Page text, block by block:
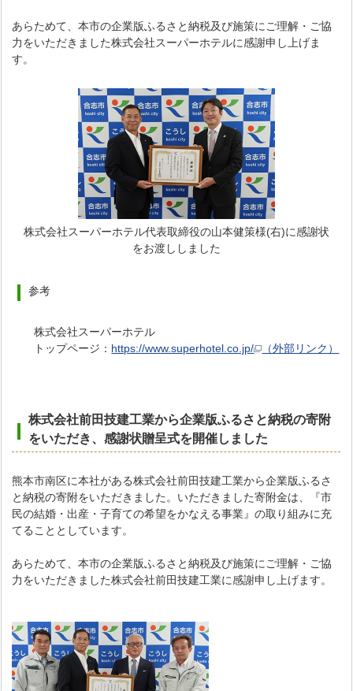
あらためて、本市の企業版ふるさと納税及び施策にご理解・ご協
力をいただきました株式会社スーパーホテルに感謝申し上げま
す。
株式会社スーパーホテル代表取締役の山本健策様(右)に感謝状
をお渡ししました
参考
株式会社スーパーホテル
トップページ： https://www.superhotel.co.jp/ （外部リンク）
株式会社前田技建工業から企業版ふるさと納税の寄附
をいただき、感謝状贈呈式を開催しました
熊本市南区に本社がある株式会社前田技建工業から企業版ふるさ
と納税の寄附をいただきました。いただきました寄附金は、『市
民の結婚・出産・子育ての希望をかなえる事業』の取り組みに充
てることとしています。
あらためて、本市の企業版ふるさと納税及び施策にご理解・ご協
力をいただきました株式会社前田技建工業に感謝申し上げます。